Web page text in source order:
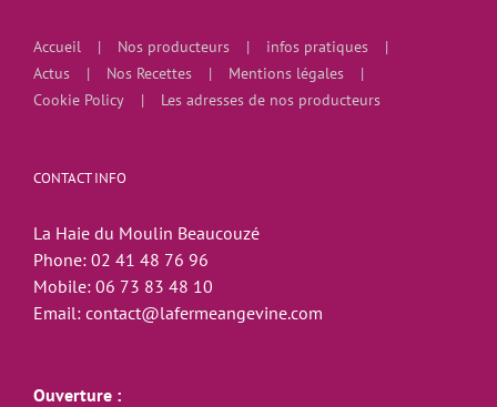
Accueil Nos producteurs
infos pratiques
Actus
Nos Recettes
Mentions légales
Cookie Policy
Les adresses de nos producteurs
CONTACT INFO
La Haie du Moulin Beaucouzé
Phone: 02 41 48 76 96
Mobile: 06 73 83 48 10
Email: contact@lafermeangevine.com
Ouverture :